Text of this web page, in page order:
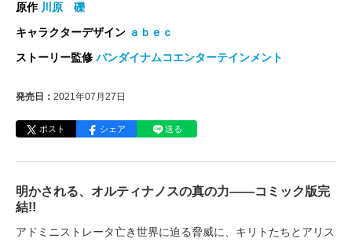
原作 川原 礫
キャラクターデザイン ａｂｅｃ
ストーリー監修 バンダイナムコエンターテインメント
発売日： 2021年07月27日
ポスト シェア 送る
明かされる、オルティナノスの真の力――コミック版完
結!!
アドミニストレータ亡き世界に迫る脅威に、キリトたちとアリス